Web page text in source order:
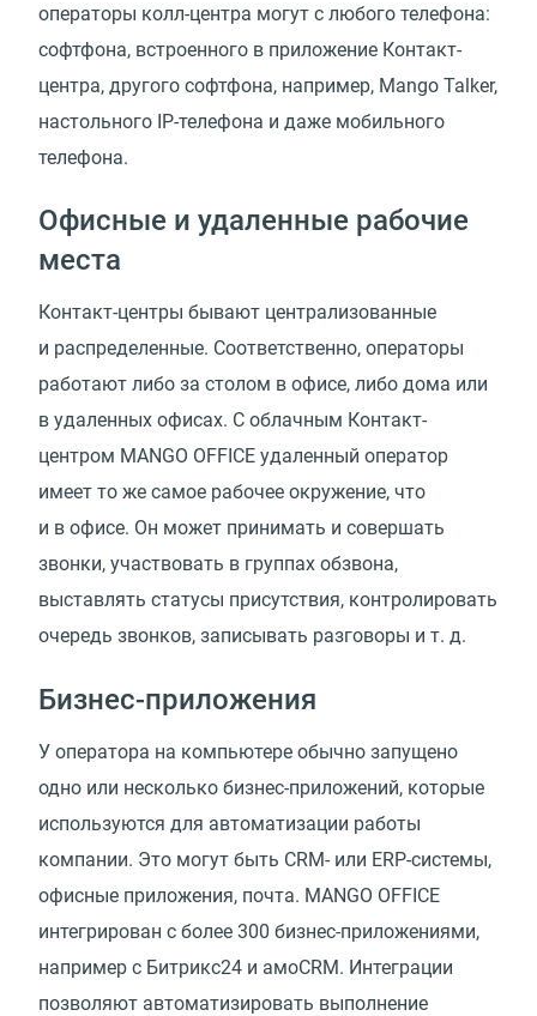
операторы колл-центра могут с любого телефона:
софтфона, встроенного в приложение Контакт-
центра, другого софтфона, например, Mango Talker,
настольного IP-телефона и даже мобильного
телефона.
Офисные и удаленные рабочие
места
Контакт-центры бывают централизованные
и распределенные. Соответственно, операторы
работают либо за столом в офисе, либо дома или
в удаленных офисах. С облачным Контакт-
центром MANGO OFFICE удаленный оператор
имеет то же самое рабочее окружение, что
и в офисе. Он может принимать и совершать
звонки, участвовать в группах обзвона,
выставлять статусы присутствия, контролировать
очередь звонков, записывать разговоры и т. д.
Бизнес-приложения
У оператора на компьютере обычно запущено
одно или несколько бизнес-приложений, которые
используются для автоматизации работы
компании. Это могут быть CRM- или ERP-системы,
офисные приложения, почта. MANGO OFFICE
интегрирован с более 300 бизнес-приложениями,
например с Битрикс24 и амоCRM. Интеграции
позволяют автоматизировать выполнение